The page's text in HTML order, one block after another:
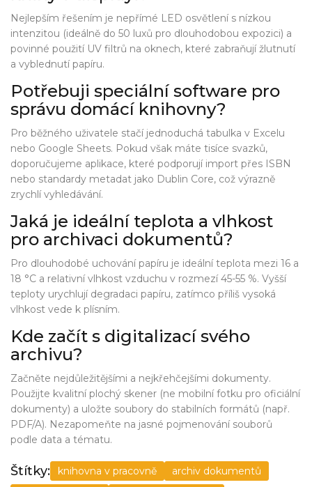
Nejlepším řešením je nepřímé LED osvětlení s nízkou
intenzitou (ideálně do 50 luxů pro dlouhodobou expozici) a
povinné použití UV filtrů na oknech, které zabraňují žlutnutí
a vyblednutí papíru.
Potřebuji speciální software pro
správu domácí knihovny?
Pro běžného uživatele stačí jednoduchá tabulka v Excelu
nebo Google Sheets. Pokud však máte tisíce svazků,
doporučujeme aplikace, které podporují import přes ISBN
nebo standardy metadat jako Dublin Core, což výrazně
zrychlí vyhledávání.
Jaká je ideální teplota a vlhkost
pro archivaci dokumentů?
Pro dlouhodobé uchování papíru je ideální teplota mezi 16 a
18 °C a relativní vlhkost vzduchu v rozmezí 45-55 %. Vyšší
teploty urychlují degradaci papíru, zatímco příliš vysoká
vlhkost vede k plísním.
Kde začít s digitalizací svého
archivu?
Začněte nejdůležitějšími a nejkřehčejšími dokumenty.
Použijte kvalitní plochý skener (ne mobilní fotku pro oficiální
dokumenty) a uložte soubory do stabilních formátů (např.
PDF/A). Nezapomeňte na jasné pojmenování souborů
podle data a tématu.
Štítky: knihovna v pracovně
archiv dokumentů